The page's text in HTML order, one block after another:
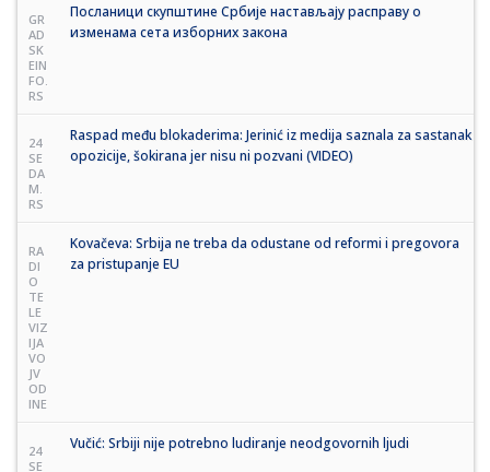
GR
AD
SK
EIN
FO.
RS
Посланици скупштине Србије настављају расправу о
изменама сета изборних закона
24
SE
DA
M.
RS
Raspad među blokaderima: Jerinić iz medija saznala za sastanak
opozicije, šokirana jer nisu ni pozvani (VIDEO)
RA
DI
O
TE
LE
VIZ
IJA
VO
JV
OD
INE
Kovačeva: Srbija ne treba da odustane od reformi i pregovora
za pristupanje EU
24
SE
Vučić: Srbiji nije potrebno ludiranje neodgovornih ljudi